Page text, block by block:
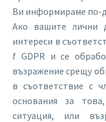
Ви информираме по-
Ако вашите лични
интереси в
f GDPR и се
възражение срещу
в съответствие с
основания за
ситуация, или